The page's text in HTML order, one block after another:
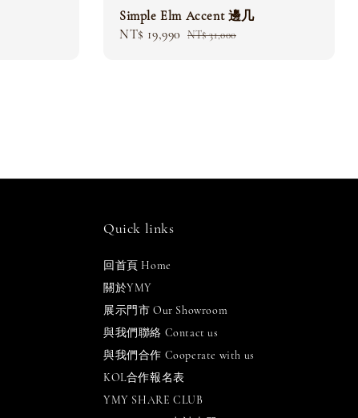
Simple Elm Accent 邊几
Sale
NT$ 19,990 Regular
NT$ 31,000
Quick links
回首頁 Home
關於YMY
展示門市 Our Showroom
與我們聯絡 Contact us
與我們合作 Cooperate with us
KOL合作報名表
YMY SHARE CLUB